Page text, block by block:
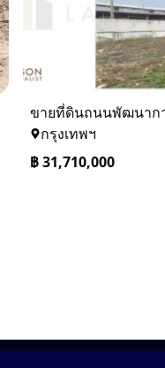
กรุงเทพฯ
฿31,710,000